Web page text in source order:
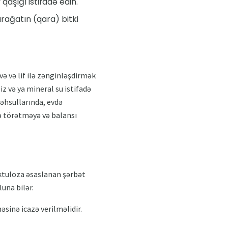
(qara) bitki
və lif ilə zənginləşdirmək
və ya mineral su istifadə
evdə
və balansı
əsaslanan şərbət
bilər.
icazə verilməlidir.